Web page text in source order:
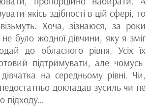
якісь здібності в цій сфері, то
візьмуть. Хоча, зізнаюся, за роки
було жодної дівчини, яку я зміг
до обласного рівня. Усіх їх
підтримувати, але чомусь
на середньому рівні. Чи,
докладав зусиль чи не
підходу…